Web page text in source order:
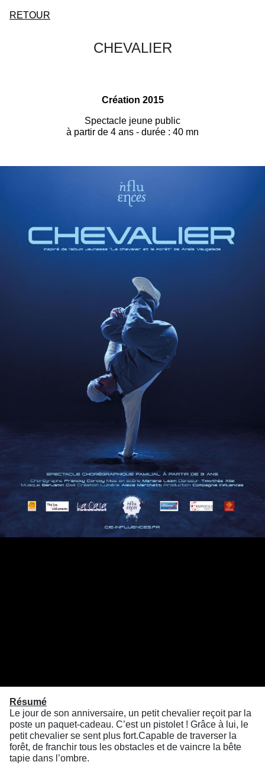
RETOUR
CHEVALIER
Création 2015
Spectacle jeune public
à partir de 4 ans - durée : 40 mn
Résumé
Le jour de son anniversaire, un petit chevalier reçoit par la
poste un paquet-cadeau. C’est un pistolet ! Grâce à lui, le
petit chevalier se sent plus fort.Capable de traverser la
forêt, de franchir tous les obstacles et de vaincre la bête
tapie dans l’ombre.